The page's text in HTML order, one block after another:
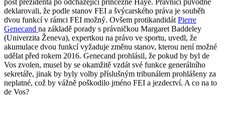
post prezidenta po odcházející princezně Haye. Právníci původně
deklarovali, že podle stanov FEI a švýcarského práva je souběh
dvou funkcí v rámci FEI možný. Ovšem protikandidát Pierre
Genecand na základě porady s právničkou Margaret Baddeley
(Univerzita Ženeva), expertkou na právo ve sportu, uvedl, že
akumulace dvou funkcí vyžaduje změnu stanov, kterou není možné
udělat před rokem 2016. Genecand prohlásil, že pokud by byl de
Vos zvolen, musel by se okamžitě vzdát své funkce generálního
sekretáře, jinak by byly volby příslušným tribunálem prohlášeny za
neplatné, což by vážně poškodilo jméno FEI a jezdectví. A co na to
de Vos?